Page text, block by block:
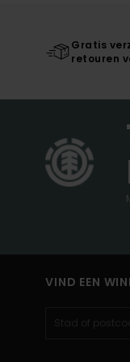
Gratis
retouren
VIND EEN